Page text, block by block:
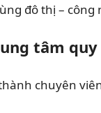
đô thị –
tâm quy
chuyên